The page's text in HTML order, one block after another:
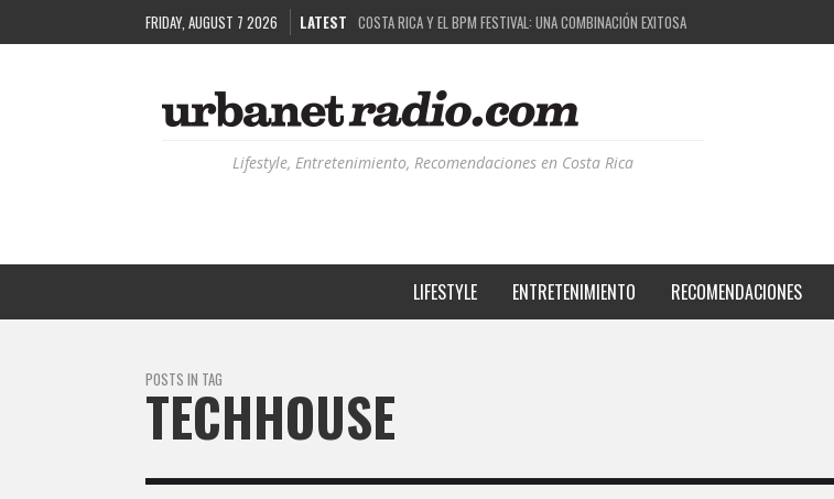
FRIDAY, AUGUST 7 2026 LATEST COSTA RICA Y EL BPM FESTIVAL: UNA COMBINACIÓN EXITOSA
RUTAS NATURBANAS: EL PROYECTO QUE ESTÁ TRANSFORMANDO LA CALIDAD DE VIDA
RECORDANDO LA EXPERIENCIA BPM: UN REVIEW DE LA PRIMERA EDICIÓN QUE TRAJO EL
Lifestyle, Entretenimiento, Recomendaciones en Costa Rica
LIFESTYLE ENTRETENIMIENTO RECOMENDACIONES
POSTS IN TAG
TECHHOUSE